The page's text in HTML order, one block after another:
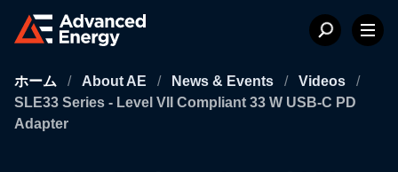
ホーム / About AE / News & Events / Videos
/
SLE33 Series - Level VII Compliant 33 W USB-C PD
Adapter